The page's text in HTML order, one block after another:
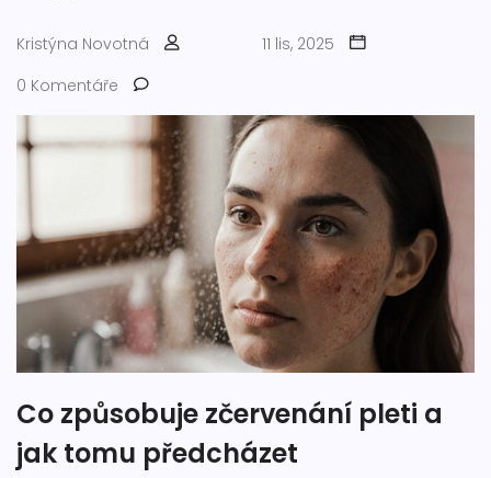
Kristýna Novotná
11 lis, 2025
0 Komentáře
Co způsobuje zčervenání pleti a
jak tomu předcházet